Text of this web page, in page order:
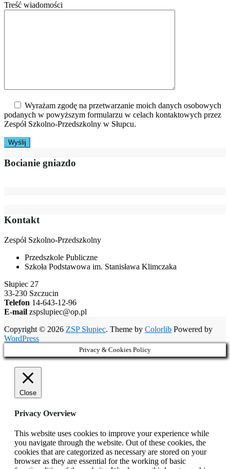
Treść wiadomości
Wyrażam zgodę na przetwarzanie moich danych osobowych
podanych w powyższym formularzu w celach kontaktowych przez
Zespół Szkolno-Przedszkolny w Słupcu.
Bocianie gniazdo
Kontakt
Zespół Szkolno-Przedszkolny
Przedszkole Publiczne
Szkoła Podstawowa im. Stanisława Klimczaka
Słupiec 27
33-230 Szczucin
Telefon 14-643-12-96
E-mail zspslupiec@op.pl
Copyright © 2026 ZSP Słupiec. Theme by Colorlib Powered by
WordPress
Privacy & Cookies Policy
Close
Privacy Overview
This website uses cookies to improve your experience while
you navigate through the website. Out of these cookies, the
cookies that are categorized as necessary are stored on your
browser as they are essential for the working of basic